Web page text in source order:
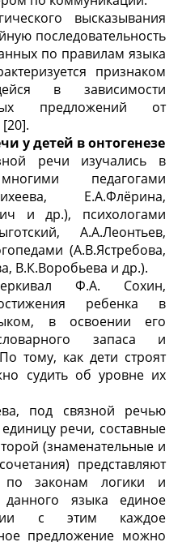
высказывания
последовательность
по правилам языка
признаком
в зависимости
предложений от
у детей в онтогенезе
речи изучались в
педагогами
Е.А.Флёрина,
и др.), психологами
А.А.Леонтьев,
(А.В.Ястребова,
В.К.Воробьева и др.).
Ф.А. Сохин,
ребенка в
в освоении его
запаса и
тому, как дети строят
судить об уровне их
под связной речью
речи, составные
(знаменательные и
представляют
по законам логики и
данного языка единое
с этим каждое
предложение можно